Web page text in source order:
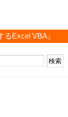
るExcel VBA』